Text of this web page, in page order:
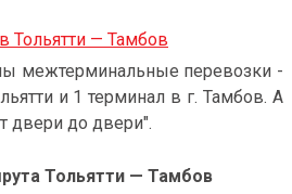
Тольятти — Тамбов
межтерминальные перевозки -
и 1 терминал в г. Тамбов. А
двери до двери".
Тольятти — Тамбов